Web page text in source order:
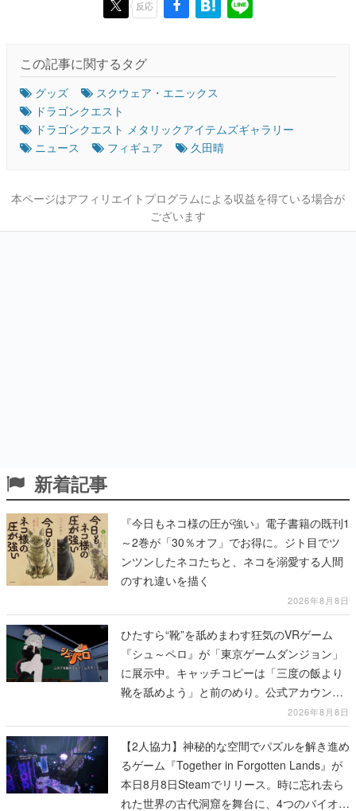
反応
この記事に関するタグ
グッズ
スクウェア・エニックス
ドラゴンクエスト
ドラゴンクエスト メタリックアイテムズギャラリー
ニュース
フィギュア 久田晴
本ページはアフィリエイトプログラムによる収益を得ている場合が
ございます
新着記事
『今日もネコ様の圧が強い』電子書籍の既刊1
～2巻が「30％オフ」でお得に。ジト目でツ
ンツンしたネコたちと、ネコを溺愛する人間
のすれ違いを描く
2026年8月8日
ひたすら“靴”を舐めまわす狂気のVRゲーム
『シュ～ペロ』が「東京ゲームダンジョン」
に展示中。キャッチコピーは「三度の飯より
靴を舐めよう」と前のめり。公式アカウント
も開設され、2026年リリースに向けて開発中
2026年8月8日
【2人協力】神秘的な空間でパズルを解き進め
るゲーム『Together in Forgotten Lands』が
本日8月8日Steamでリリース。時に忘れ去ら
れた世界の古代洞窟を舞台に、4つのバイオー